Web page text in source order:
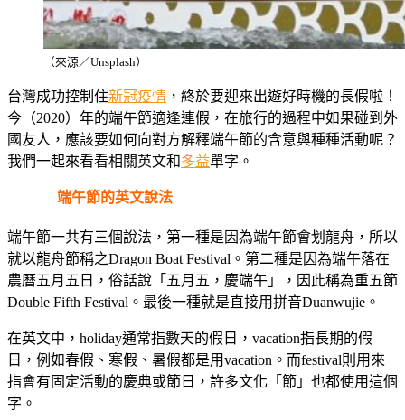
（來源／Unsplash）
台灣成功控制住新冠疫情 ，終於要迎來出遊好時機的長假啦！
今（2020）年的端午節適逢連假，在旅行的過程中如果碰到外
國友人，應該要如何向對方解釋端午節的含意與種種活動呢？
我們一起來看看相關英文和多益單字。
端午節的英文說法
端午節一共有三個說法，第一種是因為端午節會划龍舟，所以
就以龍舟節稱之Dragon Boat Festival。第二種是因為端午落在
農曆五月五日，俗話說「五月五，慶端午」，因此稱為重五節
Double Fifth Festival。最後一種就是直接用拼音Duanwujie。
在英文中，holiday通常指數天的假日，vacation指長期的假
日，例如春假、寒假、暑假都是用vacation。而festival則用來
指會有固定活動的慶典或節日，許多文化「節」也都使用這個
字。